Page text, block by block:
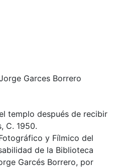
Garces Borrero
templo después de recibir
C. 1950.
y Fílmico del
de la Biblioteca
Garcés Borrero, por